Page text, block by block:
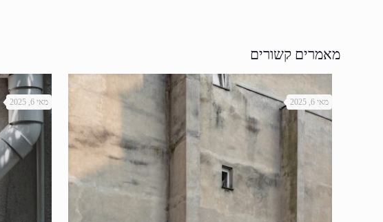
מאמרים קשורים
מאי 6, 2025 מאי 6, 2025